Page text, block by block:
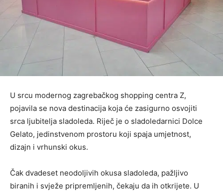
U srcu modernog zagrebačkog shopping centra Z,
pojavila se nova destinacija koja će zasigurno osvojiti
srca ljubitelja sladoleda. Riječ je o sladoledarnici Dolce
Gelato, jedinstvenom prostoru koji spaja umjetnost,
dizajn i vrhunski okus.
Čak dvadeset neodoljivih okusa sladoleda, pažljivo
biranih i svježe pripremljenih, čekaju da ih otkrijete. U